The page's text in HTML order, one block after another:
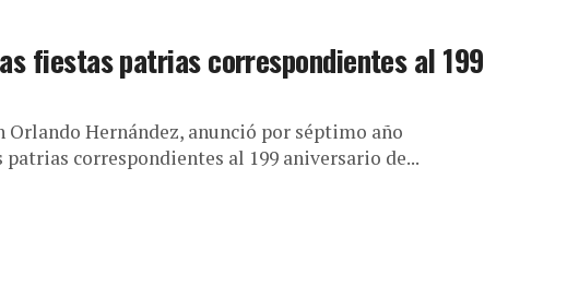
fiestas patrias correspondientes al 199
Hernández, anunció por séptimo año
correspondientes al 199 aniversario de...